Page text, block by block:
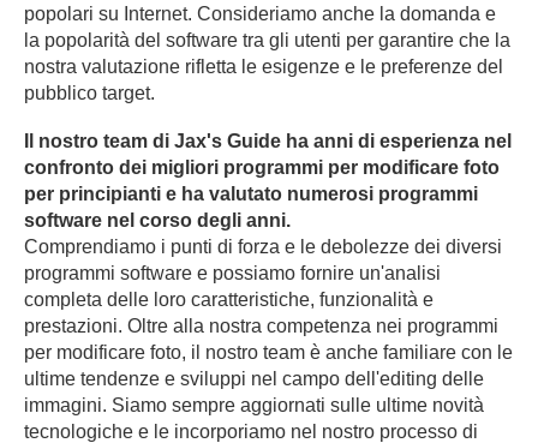
popolari su Internet. Consideriamo anche la domanda e
la popolarità del software tra gli utenti per garantire che la
nostra valutazione rifletta le esigenze e le preferenze del
pubblico target.
Il nostro team di Jax's Guide ha anni di esperienza nel
confronto dei migliori programmi per modificare foto
per principianti e ha valutato numerosi programmi
software nel corso degli anni.
Comprendiamo i punti di forza e le debolezze dei diversi
programmi software e possiamo fornire un'analisi
completa delle loro caratteristiche, funzionalità e
prestazioni. Oltre alla nostra competenza nei programmi
per modificare foto, il nostro team è anche familiare con le
ultime tendenze e sviluppi nel campo dell'editing delle
immagini. Siamo sempre aggiornati sulle ultime novità
tecnologiche e le incorporiamo nel nostro processo di